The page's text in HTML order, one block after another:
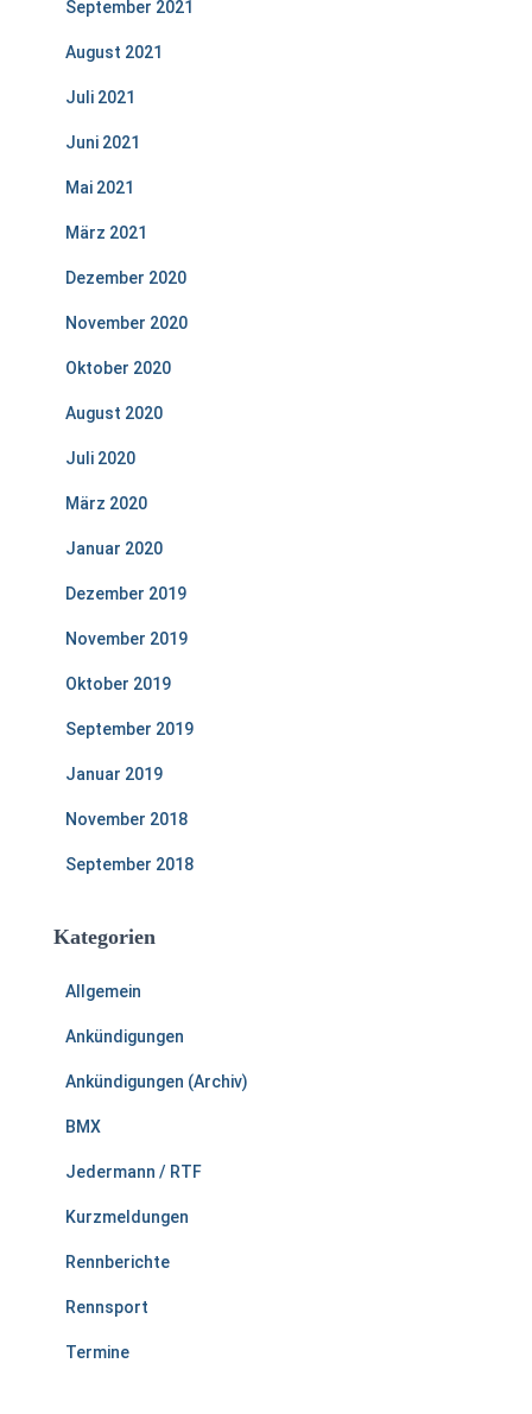
September 2021
August 2021
Juli 2021
Juni 2021
Mai 2021
März 2021
Dezember 2020
November 2020
Oktober 2020
August 2020
Juli 2020
März 2020
Januar 2020
Dezember 2019
November 2019
Oktober 2019
September 2019
Januar 2019
November 2018
September 2018
Kategorien
Allgemein
Ankündigungen
Ankündigungen (Archiv)
BMX
Jedermann / RTF
Kurzmeldungen
Rennberichte
Rennsport
Termine